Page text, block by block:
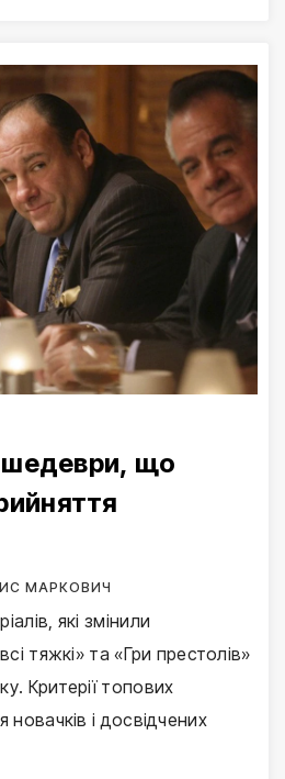
шедеври, що
МАРКОВИЧ
які змінили
тяжкі» та «Гри престолів»
Критерії топових
і досвідчених